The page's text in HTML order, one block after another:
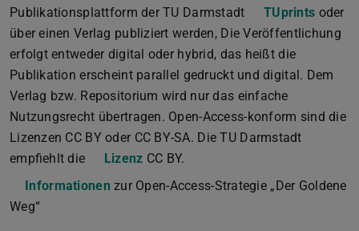
Publikationsplattform der TU Darmstadt
TUprints oder
über einen Verlag publiziert werden, Die Veröffentlichung
erfolgt entweder digital oder hybrid, das heißt die
Publikation erscheint parallel gedruckt und digital. Dem
Verlag bzw. Repositorium wird nur das einfache
Nutzungsrecht übertragen. Open-Access-konform sind die
Lizenzen CC BY oder CC BY-SA. Die TU Darmstadt
empfiehlt die
Lizenz CC BY.
Informationen zur Open-Access-Strategie „Der Goldene
Weg“